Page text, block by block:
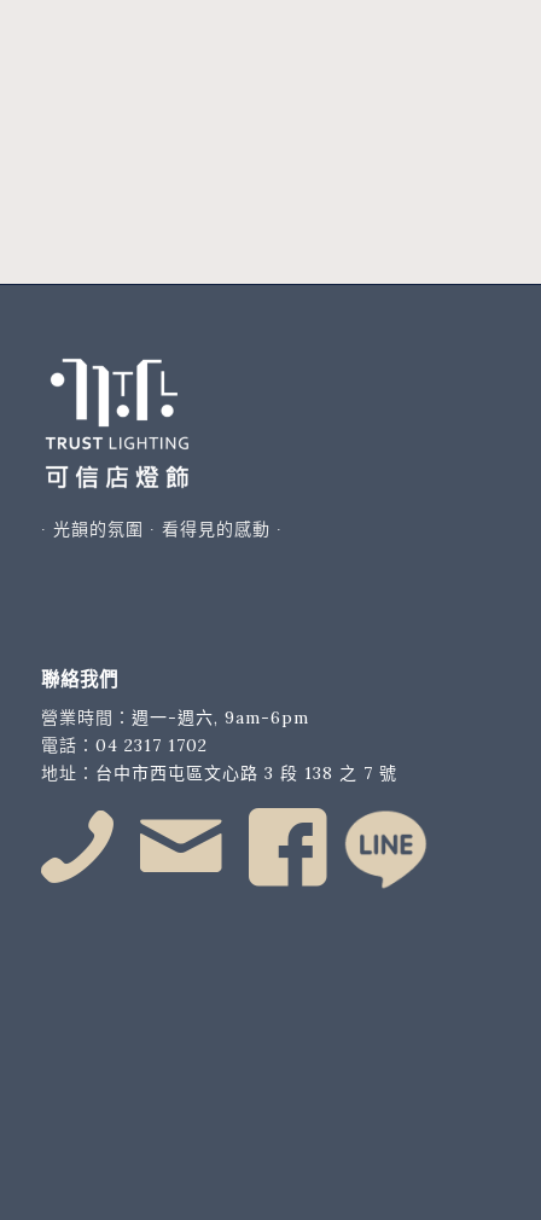
∙ 光韻的氛圍 ∙ 看得見的感動 ∙
聯絡我們
營業時間： 週一-週六, 9am-6pm
電話： 04 2317 1702
地址： 台中市西屯區文心路 3 段 138 之 7 號